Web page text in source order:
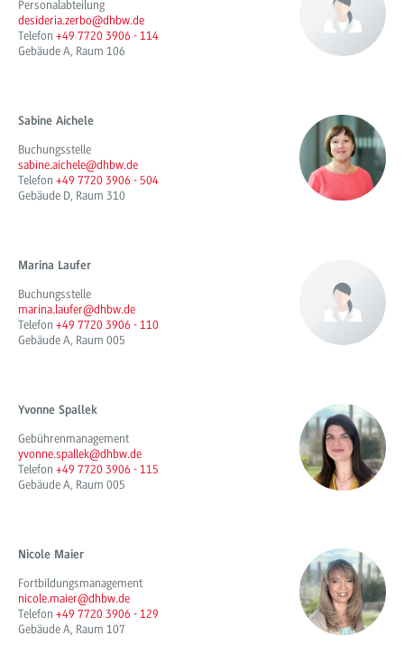
Personalabteilung
desideria.zerbo@dhbw.de
Telefon+49 7720 3906 - 114
Gebäude A, Raum 106
Sabine Aichele
Buchungsstelle
sabine.aichele@dhbw.de
Telefon+49 7720 3906 - 504
Gebäude D, Raum 310
Marina Laufer
Buchungsstelle
marina.laufer@dhbw.de
Telefon+49 7720 3906 - 110
Gebäude A, Raum 005
Yvonne Spallek
Gebührenmanagement
yvonne.spallek@dhbw.de
Telefon+49 7720 3906 - 115
Gebäude A, Raum 005
Nicole Maier
Fortbildungsmanagement
nicole.maier@dhbw.de
Telefon+49 7720 3906 - 129
Gebäude A, Raum 107